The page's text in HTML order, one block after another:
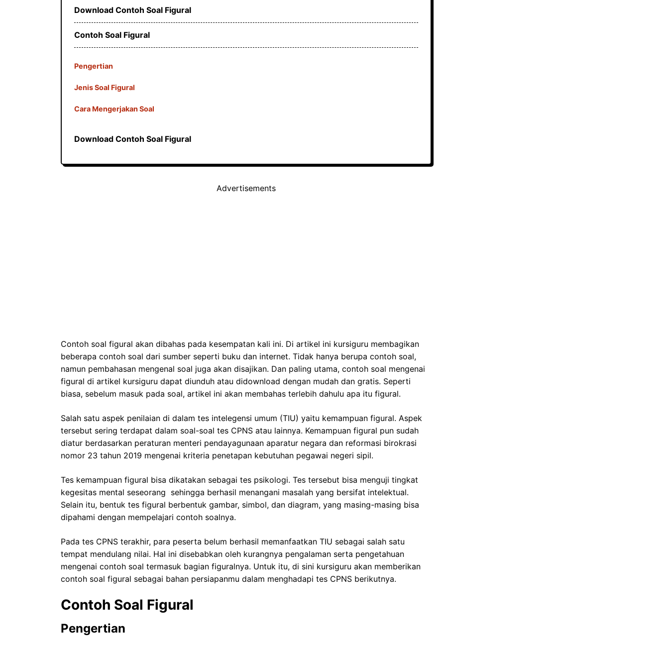
Download Contoh Soal Figural
Contoh Soal Figural
Pengertian
Jenis Soal Figural
Cara Mengerjakan Soal
Download Contoh Soal Figural
Advertisements
Contoh soal figural akan dibahas pada kesempatan kali ini. Di artikel ini kursiguru membagikan
beberapa contoh soal dari sumber seperti buku dan internet. Tidak hanya berupa contoh soal,
namun pembahasan mengenal soal juga akan disajikan. Dan paling utama, contoh soal mengenai
figural di artikel kursiguru dapat diunduh atau didownload dengan mudah dan gratis. Seperti
biasa, sebelum masuk pada soal, artikel ini akan membahas terlebih dahulu apa itu figural.
Salah satu aspek penilaian di dalam tes intelegensi umum (TIU) yaitu kemampuan figural. Aspek
tersebut sering terdapat dalam soal-soal tes CPNS atau lainnya. Kemampuan figural pun sudah
diatur berdasarkan peraturan menteri pendayagunaan aparatur negara dan reformasi birokrasi
nomor 23 tahun 2019 mengenai kriteria penetapan kebutuhan pegawai negeri sipil.
Tes kemampuan figural bisa dikatakan sebagai tes psikologi. Tes tersebut bisa menguji tingkat
kegesitas mental seseorang sehingga berhasil menangani masalah yang bersifat intelektual.
Selain itu, bentuk tes figural berbentuk gambar, simbol, dan diagram, yang masing-masing bisa
dipahami dengan mempelajari contoh soalnya.
Pada tes CPNS terakhir, para peserta belum berhasil memanfaatkan TIU sebagai salah satu
tempat mendulang nilai. Hal ini disebabkan oleh kurangnya pengalaman serta pengetahuan
mengenai contoh soal termasuk bagian figuralnya. Untuk itu, di sini kursiguru akan memberikan
contoh soal figural sebagai bahan persiapanmu dalam menghadapi tes CPNS berikutnya.
Contoh Soal Figural
Pengertian